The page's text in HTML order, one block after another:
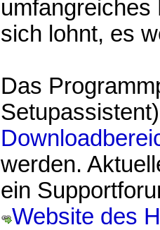
umfangreiches
sich lohnt, es
Das
werden.
ein
Website des